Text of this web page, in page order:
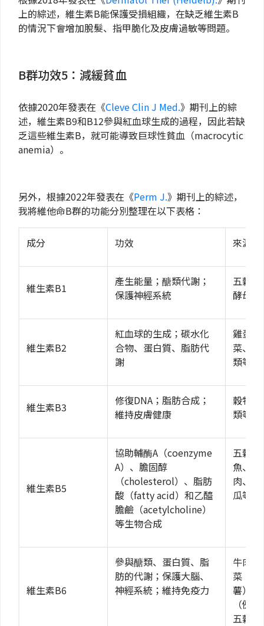
上的綜述，維生素B能保護受損組織，在缺乏維生素B
的情況下會增加脫髮、指甲脆化及皮膚過敏等問題。
B群功效5：減緩貧血
依據2020年發表在《Cleve Clin J Med.》期刊上的綜
述，維生素B9和B12參與紅血球生成的過程，因此若缺
乏這些維生素B，就可能導致巨球性貧血（macrocytic
anemia）。
另外，根據2022年發表在《Perm J.》期刊上的綜述，
我將維他命B群的功能分別整理在以下表格：
成分 功效 來源
維生素B1
產生能量；醣類代謝；
保護神經系統
五穀
酵母等
維生素B2
紅血球的生成；碳水化
合物、蛋白質、脂肪代
謝
雞蛋、
菜、
類等
維生素B3
修復DNA；脂肪合成；
維持皮膚健康
穀物、
類等
維生素B5
協助輔酶A（coenzyme
A）、膽固醇
（cholesterol）、脂肪
酸（fatty acid）和乙醯
膽鹼（acetylcholine）
等生物合成
五穀
魚、
肉、
瓜等
維生素B6
參與醣類、蛋白質、脂
肪的代謝；保護大腦、
神經系統；維持免疫力
牛肉
菜（
薯）
（例
五穀類